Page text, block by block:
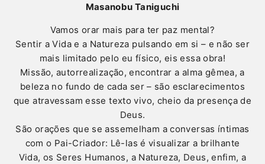
Masanobu Taniguchi
Vamos orar mais para ter paz mental?
Sentir a Vida e a Natureza pulsando em si – e não ser
mais limitado pelo eu físico, eis essa obra!
Missão, autorrealização, encontrar a alma gêmea, a
beleza no fundo de cada ser – são esclarecimentos
que atravessam esse texto vivo, cheio da presença de
Deus.
São orações que se assemelham a conversas íntimas
com o Pai-Criador: Lê-las é visualizar a brilhante
Vida, os Seres Humanos, a Natureza, Deus, enfim, a